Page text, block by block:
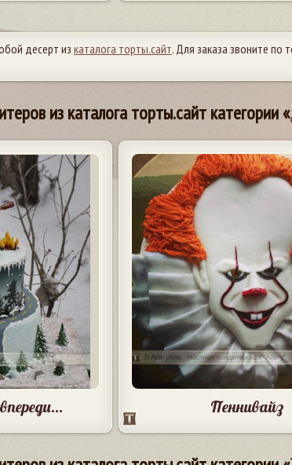
десерт из каталога торты.сайт. Для заказа звоните по
из каталога торты.сайт категории «
Пеннивайз